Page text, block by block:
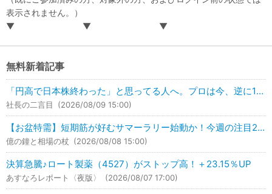
表示されません。）
▼ ▼ ▼
無料新着記事
「円高で日本株終わった」と思ってる人へ。プロは今、逆に1兆円買っています。
社長の二言目 (2026/08/09 15:00)
【お盆特需】短期筋が好むサマーラリー始動か！今週の注目2銘柄はこれ！
億の鐘と相場の杖 (2026/08/08 15:00)
決算急騰♪ロート製薬（4527）がストップ高！＋23.15％UP
あすなろレポート〈夜版〉 (2026/08/07 17:00)